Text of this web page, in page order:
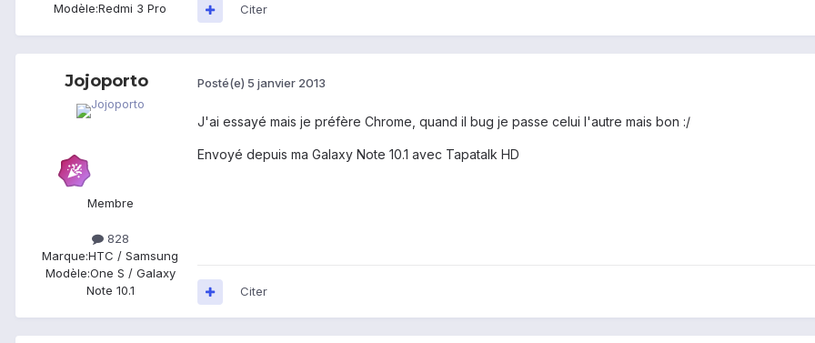
Modèle:Redmi 3 Pro Citer
Jojoporto
Membre
828
Marque:HTC / Samsung
Modèle:One S / Galaxy
Note 10.1
Posté(e) 5 janvier 2013
J'ai essayé mais je préfère Chrome, quand il bug je passe celui l'autre mais bon :/
Envoyé depuis ma Galaxy Note 10.1 avec Tapatalk HD
Citer